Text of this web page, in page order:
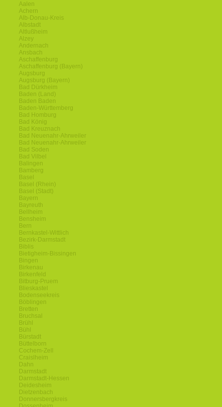
Aalen
Achern
Alb-Donau-Kreis
Albstadt
Altlußheim
Alzey
Andernach
Ansbach
Aschaffenburg
Aschaffenburg (Bayern)
Augsburg
Augsburg (Bayern)
Bad Dürkheim
Baden (Land)
Baden Baden
Baden-Württemberg
Bad Homburg
Bad König
Bad Kreuznach
Bad Neuenahr-Ahrweiler
Bad Neuenahr-Ahrweiler
Bad Soden
Bad Vilbel
Balingen
Bamberg
Basel
Basel (Rhein)
Basel (Stadt)
Bayern
Bayreuth
Bellheim
Bensheim
Bern
Bernkastel-Wittlich
Bezirk-Darmstadt
Biblis
Bietigheim-Bissingen
Bingen
Birkenau
Birkenfeld
Bitburg-Pruem
Blieskastel
Bodenseekreis
Böblingen
Bretten
Bruchsal
Brühl
Bühl
Bürstadt
Büttelborn
Cochem-Zell
Craislheim
Dahn
Darmstadt
Darmstadt-Hessen
Deidesheim
Dietzenbach
Donnersbergkreis